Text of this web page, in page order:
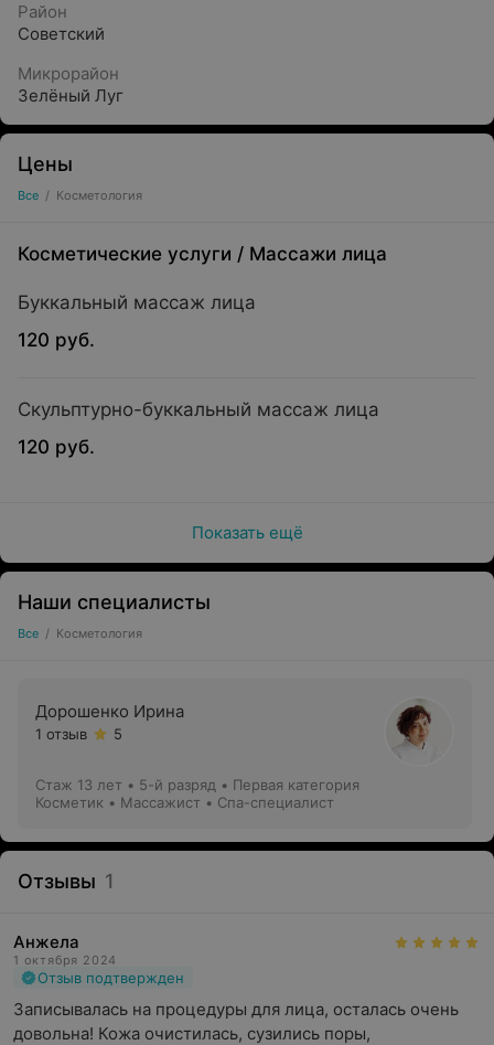
Район
Советский
Микрорайон
Зелёный Луг
Цены
Все / Косметология
Косметические услуги / Массажи лица
Буккальный массаж лица
120 руб.
Скульптурно-буккальный массаж лица
120 руб.
Показать ещё
Наши специалисты
Все / Косметология
Дорошенко Ирина
1 отзыв 5
Стаж 13 лет • 5-й разряд • Первая категория
Косметик • Массажист • Спа-специалист
Отзывы 1
Анжела
1 октября 2024
Отзыв подтвержден
Записывалась на процедуры для лица, осталась очень
довольна! Кожа очистилась, сузились поры,